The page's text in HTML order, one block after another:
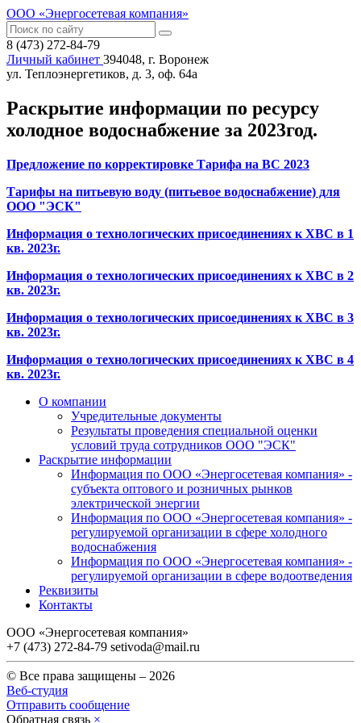
ООО «Энергосетевая компания»
8 (473) 272-84-79
Личный кабинет 394048, г. Воронеж
ул. Теплоэнергетиков, д. 3, оф. 64а
Раскрытие информации по ресурсу
холодное водоснабжение за 2023год.
Предложение по корректировке Тарифа на ВС 2023
Тарифы на питьевую воду (питьевое водоснабжение) для
ООО "ЭСК"
Информация о технологических присоединениях к ХВС в 1
кв. 2023г.
Информация о технологических присоединениях к ХВС в 2
кв. 2023г.
Информация о технологических присоединениях к ХВС в 3
кв. 2023г.
Информация о технологических присоединениях к ХВС в 4
кв. 2023г.
О компании
Учредительные документы
Результаты проведения специальной оценки
условий труда сотрудников ООО "ЭСК"
Раскрытие информации
Информация по ООО «Энергосетевая компания» -
субъекта оптового и розничных рынков
электрической энергии
Информация по ООО «Энергосетевая компания» -
регулируемой организации в сфере холодного
водоснабжения
Информация по ООО «Энергосетевая компания» -
регулируемой организации в сфере водоотведения
Реквизиты
Контакты
ООО «Энергосетевая компания»
+7 (473) 272-84-79 setivoda@mail.ru
© Все права защищены – 2026
Веб-студия
Отправить сообщение
Обратная связь ×